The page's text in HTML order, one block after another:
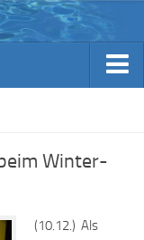
Winter-
(10.12.) Als